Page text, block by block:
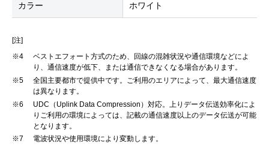
カラー ホワイト
[注]
※4
ベストエフォート方式のため、回線の混雑状況や通信環境などによ
り、通信速度が低下、または通信できなくなる場合があります。
※5
全国主要都市で提供中です。ご利用のエリアによって、最大通信速度
は異なります。
※6
UDC（Uplink Data Compression）対応。上りデータ伝送効率化によ
りご利用の環境によっては、記載の通信速度以上のデータ伝送が可能
となります。
※7
電波状況や使用環境により変動します。